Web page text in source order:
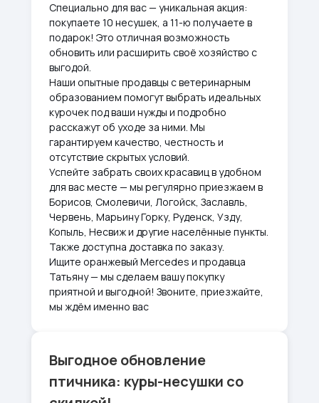
Специально для вас — уникальная акция:
покупаете 10 несушек, а 11-ю получаете в
подарок! Это отличная возможность
обновить или расширить своё хозяйство с
выгодой.
Наши опытные продавцы с ветеринарным
образованием помогут выбрать идеальных
курочек под ваши нужды и подробно
расскажут об уходе за ними. Мы
гарантируем качество, честность и
отсутствие скрытых условий.
Успейте забрать своих красавиц в удобном
для вас месте — мы регулярно приезжаем в
Борисов, Смолевичи, Логойск, Заславль,
Червень, Марьину Горку, Руденск, Узду,
Копыль, Несвиж и другие населённые пункты.
Также доступна доставка по заказу.
Ищите оранжевый Mercedes и продавца
Татьяну — мы сделаем вашу покупку
приятной и выгодной! Звоните, приезжайте,
мы ждём именно вас
Выгодное обновление
птичника: куры-несушки со